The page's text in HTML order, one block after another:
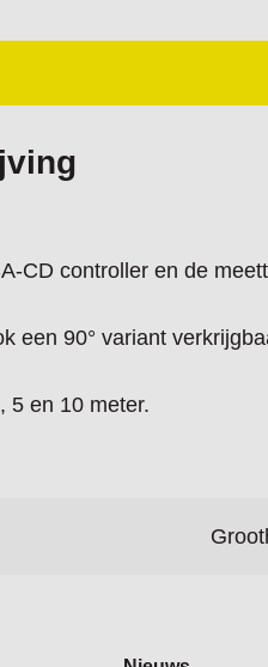
CD controller en de
een 90° variant
5 en 10 meter.